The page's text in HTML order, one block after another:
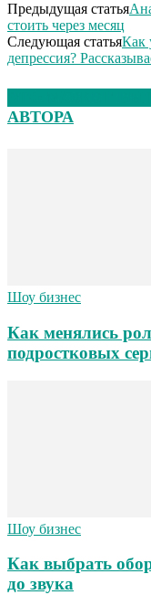
Предыдущая статья
стоить через месяц
Следующая статьяКак
депрессия?
АВТОРА
Шоу бизнес
Как менялись
подростковых
Шоу бизнес
Как выбрать
до звука